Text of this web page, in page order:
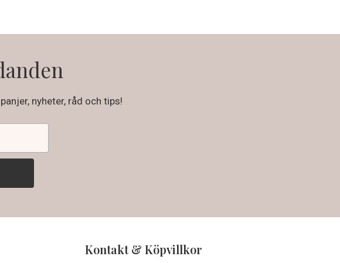
nyheter, råd och tips!
Kontakt & Köpvillkor